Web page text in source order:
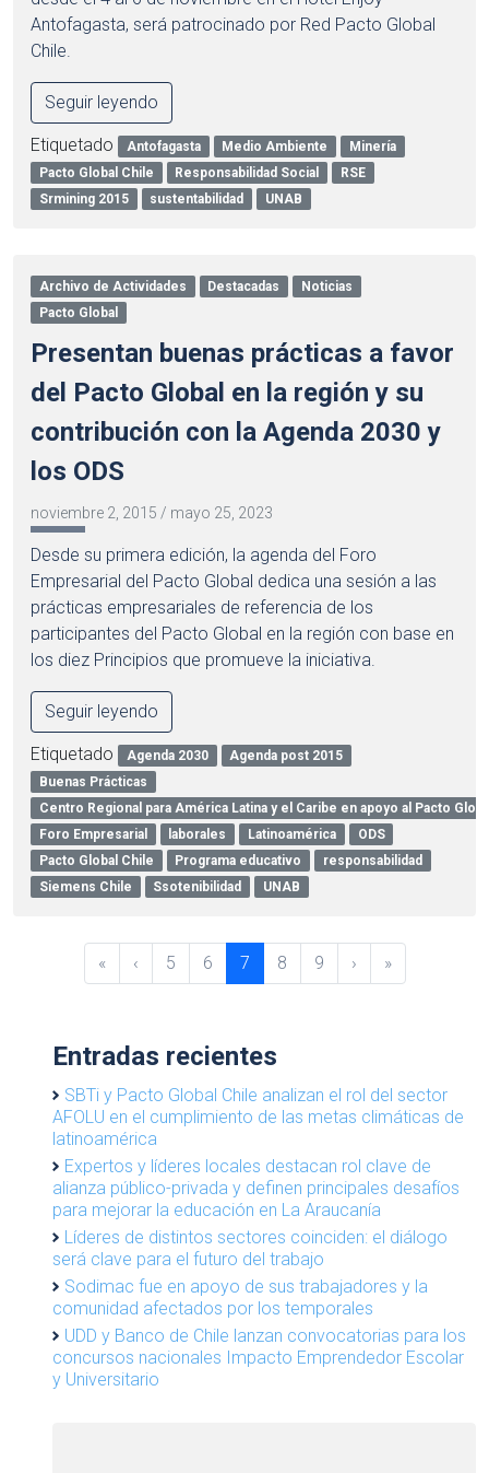
Antofagasta, será patrocinado por Red Pacto Global
Chile.
Seguir leyendo
Etiquetado Antofagasta Medio Ambiente
Minería
Pacto Global Chile
Responsabilidad Social
RSE
Srmining 2015
sustentabilidad UNAB
Archivo de Actividades Destacadas
Noticias
Pacto Global
Presentan buenas prácticas a favor
del Pacto Global en la región y su
contribución con la Agenda 2030 y
los ODS
noviembre 2, 2015 / mayo 25, 2023
Desde su primera edición, la agenda del Foro
Empresarial del Pacto Global dedica una sesión a las
prácticas empresariales de referencia de los
participantes del Pacto Global en la región con base en
los diez Principios que promueve la iniciativa.
Seguir leyendo
Etiquetado Agenda 2030
Agenda post 2015
Buenas Prácticas
Centro Regional para América Latina y el Caribe en apoyo al Pacto
Foro Empresarial
laborales Latinoamérica
ODS
Pacto Global Chile
Programa educativo
responsabilidad
Siemens Chile
Ssotenibilidad UNAB
« ‹
P
a
5
P
a
e
6
C
u
e
n
t
a
g
7
P
a
8
P
a
9 › »
Entradas recientes
SBTi y Pacto Global Chile analizan el rol del sector
AFOLU en el cumplimiento de las metas climáticas de
latinoamérica
Expertos y líderes locales destacan rol clave de
alianza público-privada y definen principales desafíos
para mejorar la educación en La Araucanía
Líderes de distintos sectores coinciden: el diálogo
será clave para el futuro del trabajo
Sodimac fue en apoyo de sus trabajadores y la
comunidad afectados por los temporales
UDD y Banco de Chile lanzan convocatorias para los
concursos nacionales Impacto Emprendedor Escolar
y Universitario